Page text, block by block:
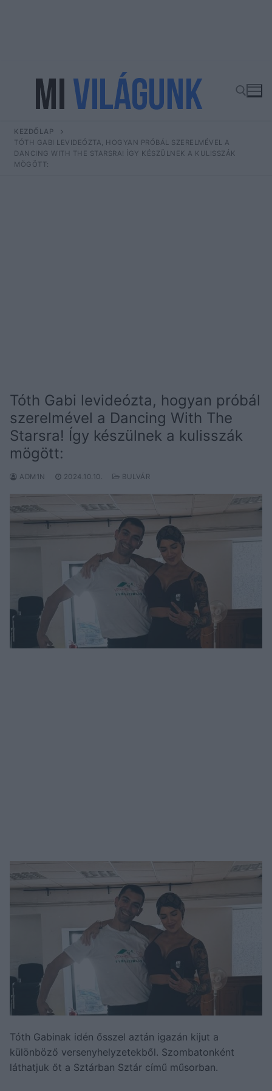
tartalomra
Keresése:
KEZDŐLAP
TÓTH GABI LEVIDEÓZTA, HOGYAN PRÓBÁL SZERELMÉVEL A
DANCING WITH THE STARSRA! ÍGY KÉSZÜLNEK A KULISSZÁK
MÖGÖTT:
Tóth Gabi levideózta, hogyan próbál
szerelmével a Dancing With The
Starsra! Így készülnek a kulisszák
mögött:
ADM1N 2024.10.10. BULVÁR
Tóth Gabinak idén ősszel aztán igazán kijut a
különböző versenyhelyzetekből. Szombatonként
láthatjuk őt a Sztárban Sztár című műsorban.